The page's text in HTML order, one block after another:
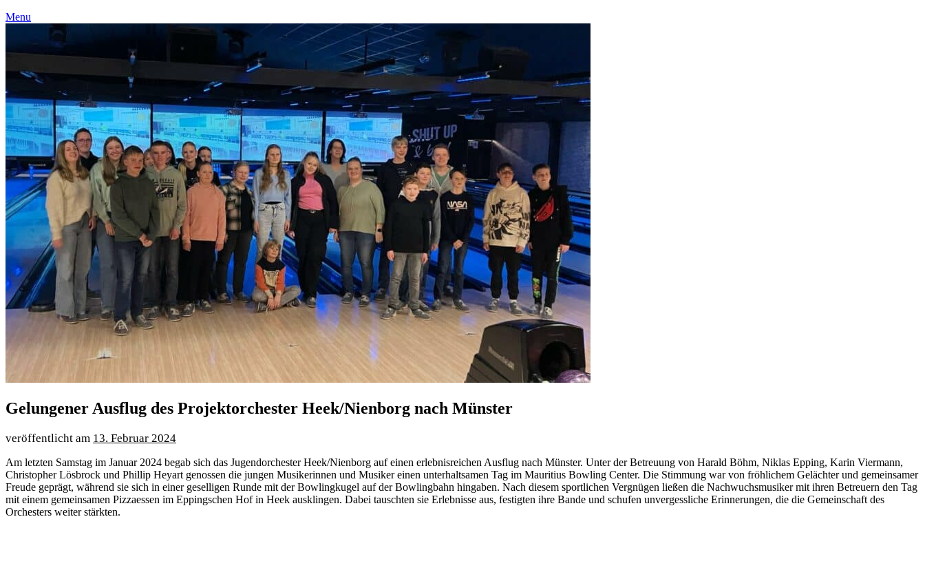
Menu
Gelungener Ausflug des Projektorchester Heek/Nienborg nach Münster
13. Februar 2024
Am letzten Samstag im Januar 2024 begab sich das Jugendorchester Heek/Nienborg auf einen erlebnisreichen Ausflug nach Münster. Unter der Betreuung von Harald Böhm, Niklas Epping, Karin Viermann,
Christopher Lösbrock und Phillip Heyart genossen die jungen Musikerinnen und Musiker einen unterhaltsamen Tag im Mauritius Bowling Center. Die Stimmung war von fröhlichem Gelächter und gemeinsamer
Freude geprägt, während sie sich in einer geselligen Runde mit der Bowlingkugel auf der Bowlingbahn hingaben. Nach diesem sportlichen Vergnügen ließen die Nachwuchsmusiker mit ihren Betreuern den Tag
mit einem gemeinsamen Pizzaessen im Eppingschen Hof in Heek ausklingen. Dabei tauschten sie Erlebnisse aus, festigten ihre Bande und schufen unvergessliche Erinnerungen, die die Gemeinschaft des
Orchesters weiter stärkten.